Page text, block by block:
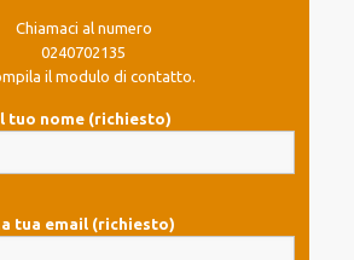
Chiamaci al numero
0240702135
il modulo di contatto.
tuo nome (richiesto)
tua email (richiesto)